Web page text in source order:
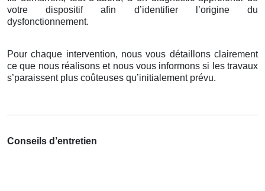
votre dispositif afin d’identifier l’origine du
dysfonctionnement.
Pour chaque intervention, nous vous détaillons clairement
ce que nous réalisons et nous vous informons si les travaux
s’paraissent plus coûteuses qu’initialement prévu.
Conseils d’entretien